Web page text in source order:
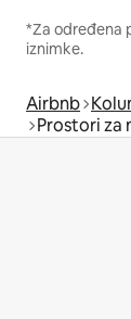
*Za određena
iznimke.
Airbnb
Prostori za